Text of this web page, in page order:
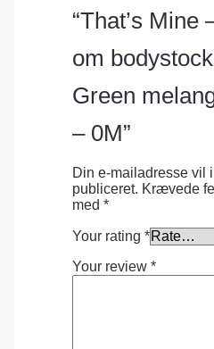
“That’s Mine
om
Green
– 0M”
Din e-mailadresse vil
publiceret. Krævede
med *
Your rating *
Your review *